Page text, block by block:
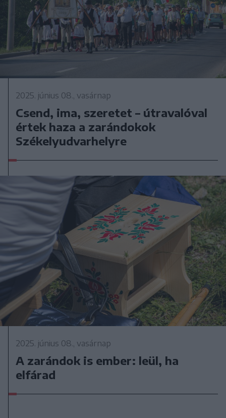
2025. június 08., vasárnap
Csend, ima, szeretet – útravalóval
értek haza a zarándokok
Székelyudvarhelyre
2025. június 08., vasárnap
A zarándok is ember: leül, ha
elfárad